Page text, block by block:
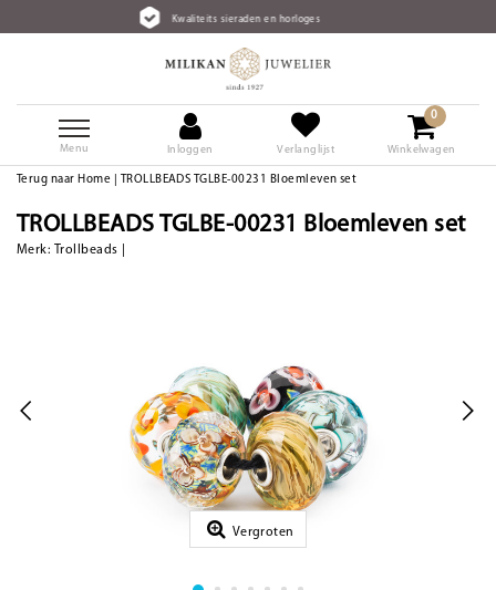
Kwaliteits sieraden en horloges
Menu Inloggen Verlanglijst
0
Winkelwagen
Terug naar Home TROLLBEADS TGLBE-00231 Bloemleven set
TROLLBEADS TGLBE-00231 Bloemleven set
Merk: Trollbeads
Vergroten